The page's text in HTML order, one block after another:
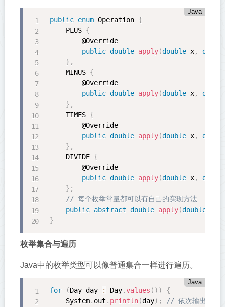
Java
public enum Operation {
    PLUS
{
        @Override
public double apply(double x,
} ,
    MINUS
{
        @Override
public double apply(double x,
} ,
    TIMES
{
        @Override
public double apply(double x,
} ,
    DIVIDE
{
        @Override
public double apply(double x,
} ;
// 每个枚举常量都可以有自己的实现方法
public abstract double apply(double
}
枚举集合与遍历
Java中的枚举类型可以像普通集合一样进行遍历。
Java
for (Day day : Day.values ( ) )
{
    System
. out . println(day) ;
// 依次输出每个